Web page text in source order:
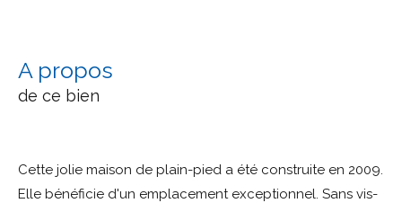
a propos
de ce bien
Cette jolie maison de plain-pied a été construite en 2009.
Elle bénéficie d'un emplacement exceptionnel. Sans vis-